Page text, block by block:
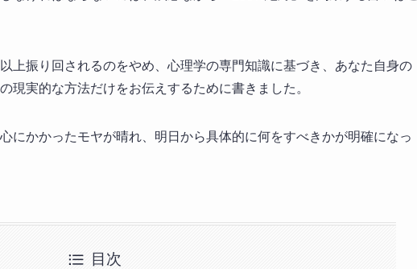
上振り回されるのをやめ、心理学の専門知識に基づき、あなた自身の
現実的な方法だけをお伝えするために書きました。
にかかったモヤが晴れ、明日から具体的に何をすべきかが明確になっ
目次